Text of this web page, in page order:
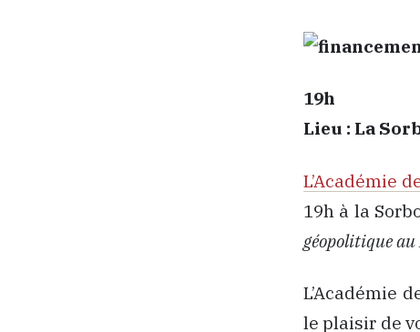
19h
Lieu : La
L’Académie
19h à la
géopolitique
L’Académie
le plaisir de